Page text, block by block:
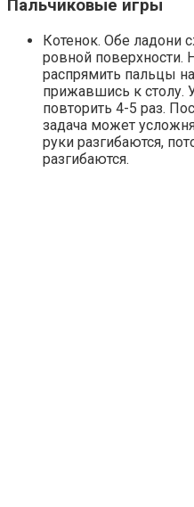
Пальчиковые игры
Котенок. Обе ладони
ровной поверхности.
распрямить пальцы
прижавшись к столу.
повторить 4-5 раз.
задача может
руки разгибаются,
разгибаются.